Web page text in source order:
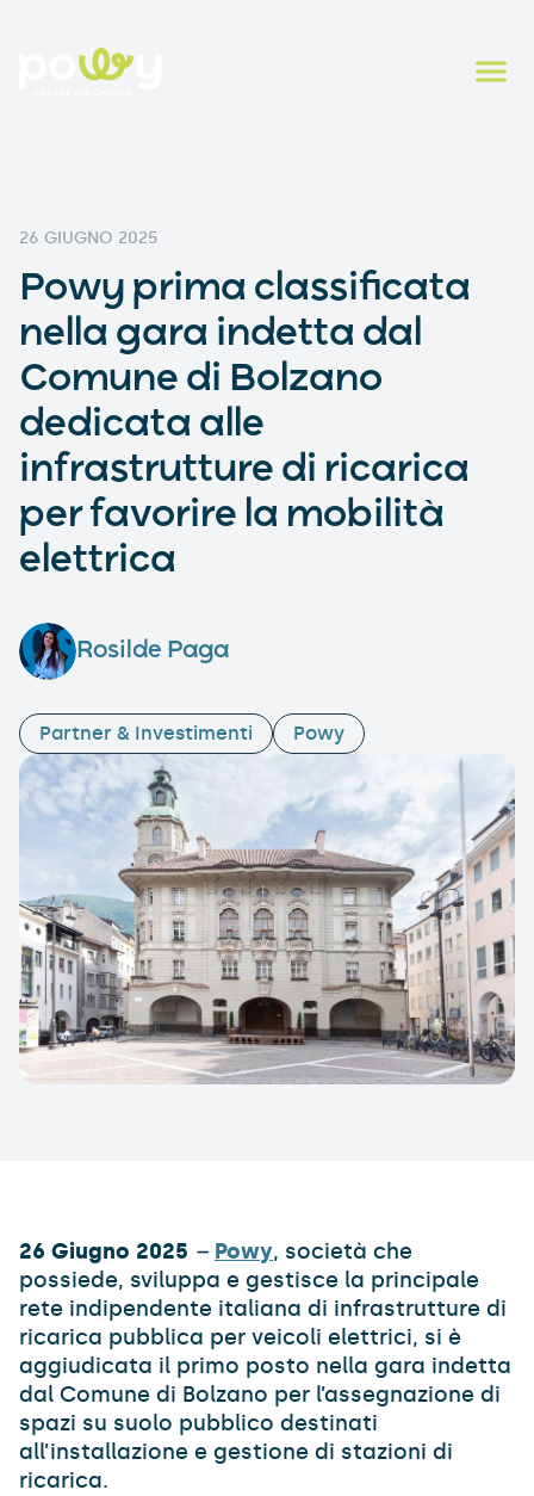
26 GIUGNO 2025
Powy prima classificata
nella gara indetta dal
Comune di Bolzano
dedicata alle
infrastrutture di ricarica
per favorire la mobilità
elettrica
Rosilde Paga
Partner & Investimenti Powy
26 Giugno 2025 – Powy, società che
possiede, sviluppa e gestisce la principale
rete indipendente italiana di infrastrutture di
ricarica pubblica per veicoli elettrici, si è
aggiudicata il primo posto nella gara indetta
dal Comune di Bolzano per l’assegnazione di
spazi su suolo pubblico destinati
all’installazione e gestione di stazioni di
ricarica.